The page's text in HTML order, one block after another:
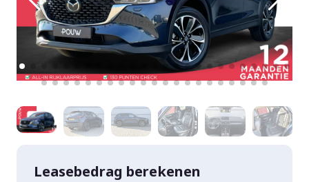
Leasebedrag berekenen